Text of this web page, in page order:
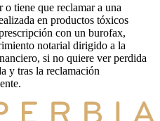
o tiene que reclamar a una
en productos tóxicos
con un burofax,
notarial dirigido a la
si no quiere ver perdida
y tras la reclamación